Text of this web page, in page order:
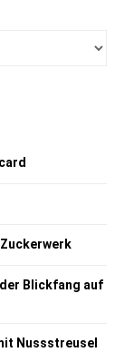
Blickfang auf
Nussstreusel